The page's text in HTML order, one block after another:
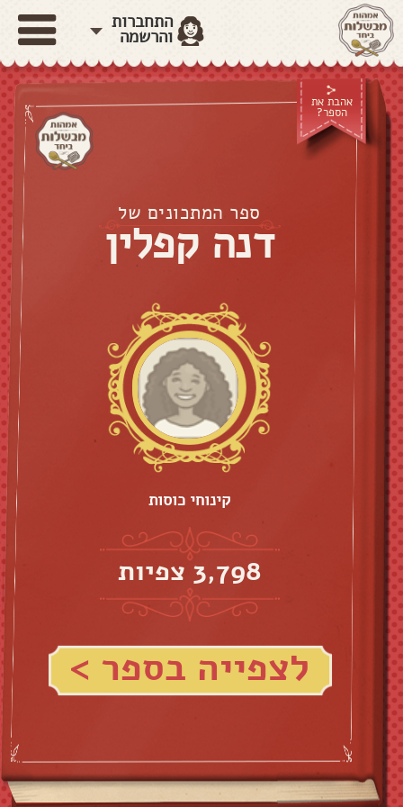
התחברות
והרשמה
אהבת את
הספר?
ספר המתכונים של
דנה קפלין
קינוחי כוסות
3,798 צפיות
לצפייה בספר >